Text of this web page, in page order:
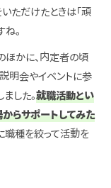
ただけたときは「頑
ね。
ほかに、内定者の頃
明会やイベントに参
した。就職活動とい
らサポートしてみた
職種を絞って活動を